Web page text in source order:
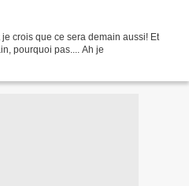
crois que ce sera demain aussi! Et
pourquoi pas.... Ah je